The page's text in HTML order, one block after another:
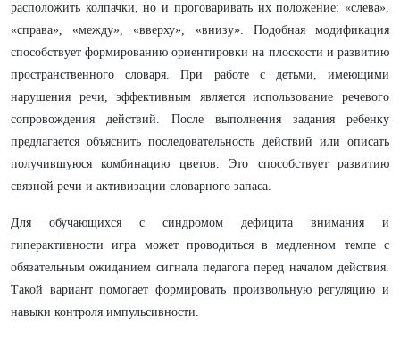
расположить колпачки, но и проговаривать их положение: «слева»,
«справа», «между», «вверху», «внизу». Подобная модификация
способствует формированию ориентировки на плоскости и развитию
пространственного словаря. При работе с детьми, имеющими
нарушения речи, эффективным является использование речевого
сопровождения действий. После выполнения задания ребенку
предлагается объяснить последовательность действий или описать
получившуюся комбинацию цветов. Это способствует развитию
связной речи и активизации словарного запаса.
Для обучающихся с синдромом дефицита внимания и
гиперактивности игра может проводиться в медленном темпе с
обязательным ожиданием сигнала педагога перед началом действия.
Такой вариант помогает формировать произвольную регуляцию и
навыки контроля импульсивности.